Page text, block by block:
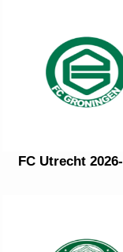
موعد وتوقيت مباراة FC Groningen ضد FC Utrecht 2026-